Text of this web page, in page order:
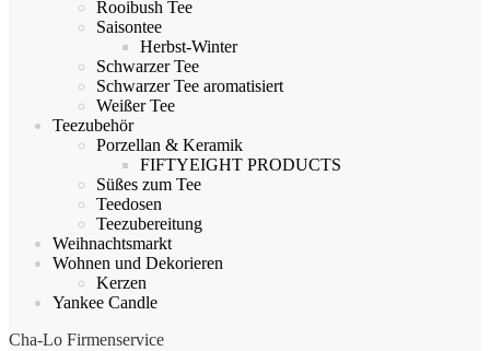
Rooibush Tee
Saisontee
Herbst-Winter
Schwarzer Tee
Schwarzer Tee aromatisiert
Weißer Tee
Teezubehör
Porzellan & Keramik
FIFTYEIGHT PRODUCTS
Süßes zum Tee
Teedosen
Teezubereitung
Weihnachtsmarkt
Wohnen und Dekorieren
Kerzen
Yankee Candle
Cha-Lo Firmenservice